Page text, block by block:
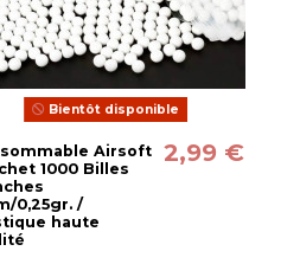
Bientôt disponible
Airsoft
1000 Billes
0,25gr. /
haute
2,99 €